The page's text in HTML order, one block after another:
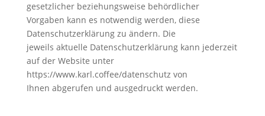
gesetzlicher beziehungsweise behördlicher
Vorgaben kann es notwendig werden, diese
Datenschutzerklärung zu ändern. Die
jeweils aktuelle Datenschutzerklärung kann jederzeit
auf der Website unter
https://www.karl.coffee/datenschutz von
Ihnen abgerufen und ausgedruckt werden.